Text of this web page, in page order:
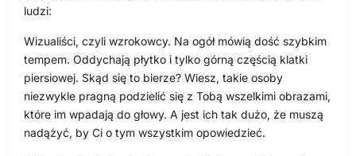
ludzi:
Wizualiści, czyli wzrokowcy. Na ogół mówią dość szybkim
tempem. Oddychają płytko i tylko górną częścią klatki
piersiowej. Skąd się to bierze? Wiesz, takie osoby
niezwykle pragną podzielić się z Tobą wszelkimi obrazami,
które im wpadają do głowy. A jest ich tak dużo, że muszą
nadążyć, by Ci o tym wszystkim opowiedzieć.